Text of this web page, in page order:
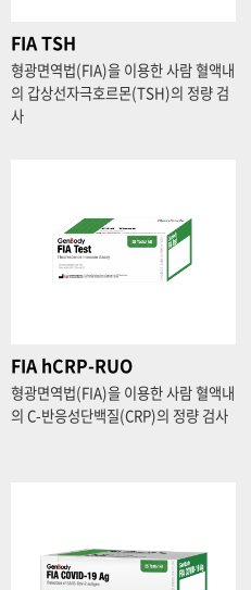
FIA TSH
형광면역법(FIA)을 이용한 사람 혈액내
의 갑상선자극호르몬(TSH)의 정량 검
사
FIA hCRP-RUO
형광면역법(FIA)을 이용한 사람 혈액내
의 C-반응성단백질(CRP)의 정량 검사